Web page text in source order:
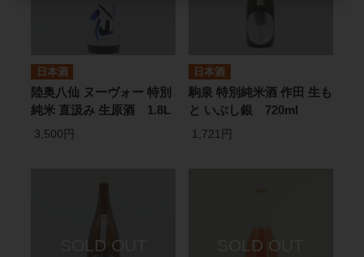
日本酒
陸奥八仙 ヌーヴォー 特別
純米 直汲み 生原酒 1.8L
3,500円
日本酒
駒泉 特別純米酒 作田 生も
と いぶし銀 720ml
1,721円